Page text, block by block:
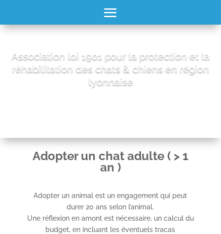
Association loi 1901 pour la protection et la
réhabilitation des chats & chiens en région
lyonnaise
Adopter un chat adulte ( > 1
an )
Adopter un animal est un engagement qui peut
durer 20 ans selon l’animal.
Une réflexion en amont est nécessaire, un calcul du
budget, en incluant les éventuels tracas